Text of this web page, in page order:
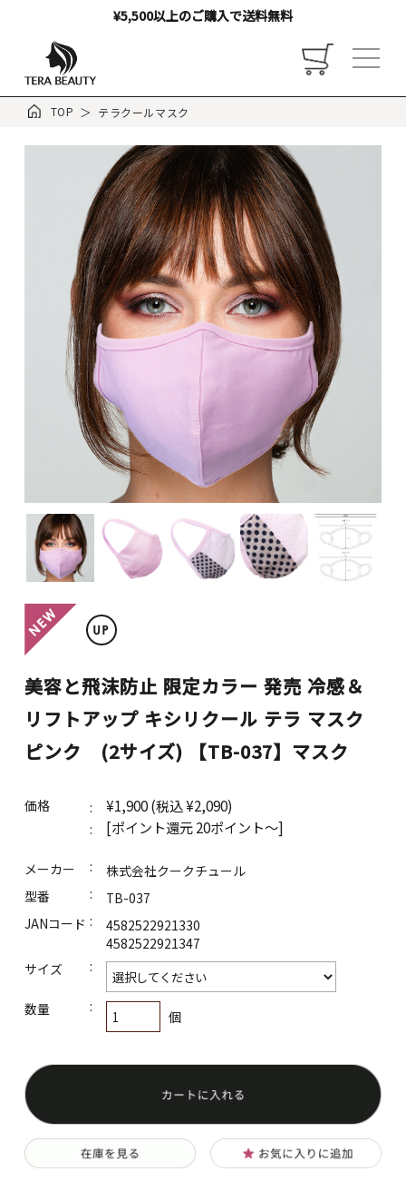
¥5,500以上のご購入で送料無料
TOP テラクールマスク
美容と飛沫防止 限定カラー 発売 冷感＆
リフトアップ キシリクール テラ マスク
ピンク (2サイズ) 【TB-037】マスク
価格 ¥1,900(税込 ¥2,090)
[ポイント還元 20ポイント～]
メーカー
株式会社クークチュール
型番
TB-037
JANコード
4582522921330
4582522921347
サイズ
数量 個
お店について
ご利用ガイド
お客様の声
お問い合わせ
2025再発売♪
2024新商品
美肌効果！色々マスク
2023新商品
2021～2022新商品！
レディースインナー
レディースレッグウェア
フェイスケア
サポーター
安眠&リラックスアイテム